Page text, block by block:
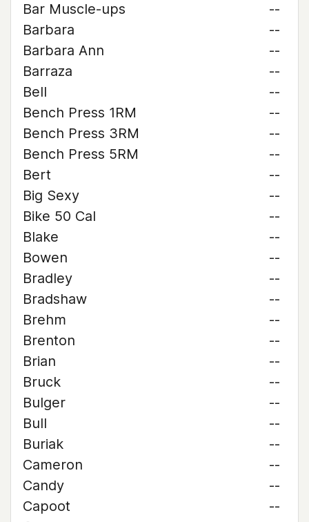
Bar Muscle-ups
--
Barbara
--
Barbara Ann
--
Barraza
--
Bell
--
Bench Press 1RM
--
Bench Press 3RM
--
Bench Press 5RM
--
Bert
--
Big Sexy
--
Bike 50 Cal
--
Blake
--
Bowen
--
Bradley
--
Bradshaw
--
Brehm
--
Brenton
--
Brian
--
Bruck
--
Bulger
--
Bull
--
Buriak
--
Cameron
--
Candy
--
Capoot
--